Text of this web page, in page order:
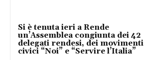
Si è tenuta ieri a Rende
un’Assemblea congiunta dei 42
delegati rendesi, dei movimenti
civici “Noi” e “Servire l’Italia”